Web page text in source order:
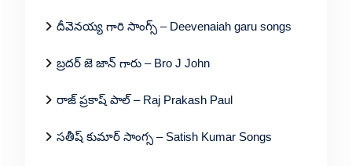
దీవెనయ్య గారి సాంగ్స్ – Deevenaiah garu songs
బ్రదర్ జె జాన్ గారు – Bro J John
రాజ్ ప్రకాష్ పాల్ – Raj Prakash Paul
సతీష్ కుమార్ సాంగ్స – Satish Kumar Songs